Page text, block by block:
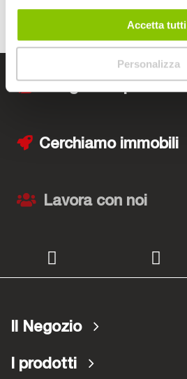
Accetta tutti
Personalizza
I negozi Bep's
Cerchiamo immobili
Lavora con noi
Il Negozio
I prodotti